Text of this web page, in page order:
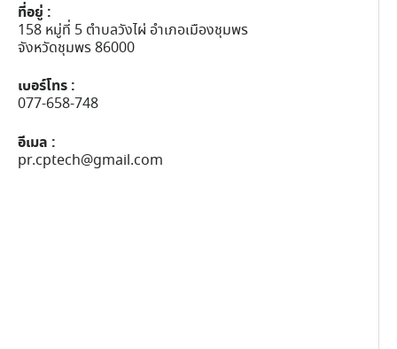
ที่อยู่ :
158 หมู่ที่ 5 ตำบลวังไผ่ อำเภอเมืองชุมพร
จังหวัดชุมพร 86000
เบอร์โทร :
077-658-748
อีเมล :
pr.cptech@gmail.com